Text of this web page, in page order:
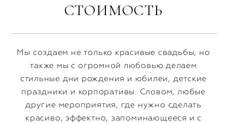
СТОИМОСТЬ
Мы создаем не только красивые свадьбы, но
также мы с огромной любовью делаем
стильные дни рождения и юбилеи, детские
праздники и корпоративы. Словом, любые
другие мероприятия, где нужно сделать
красиво, эффектно, запоминающееся и с